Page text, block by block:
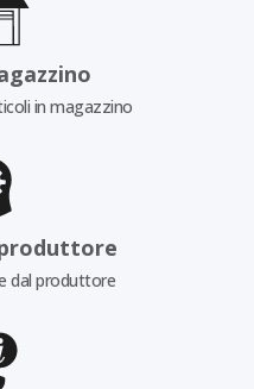
in magazzino
dal produttore